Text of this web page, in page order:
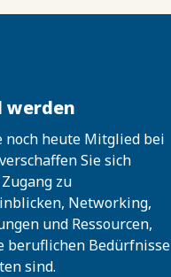
werden
noch heute Mitglied bei
Sie sich
zu
Networking,
und Ressourcen,
beruflichen Bedürfnisse
sind.